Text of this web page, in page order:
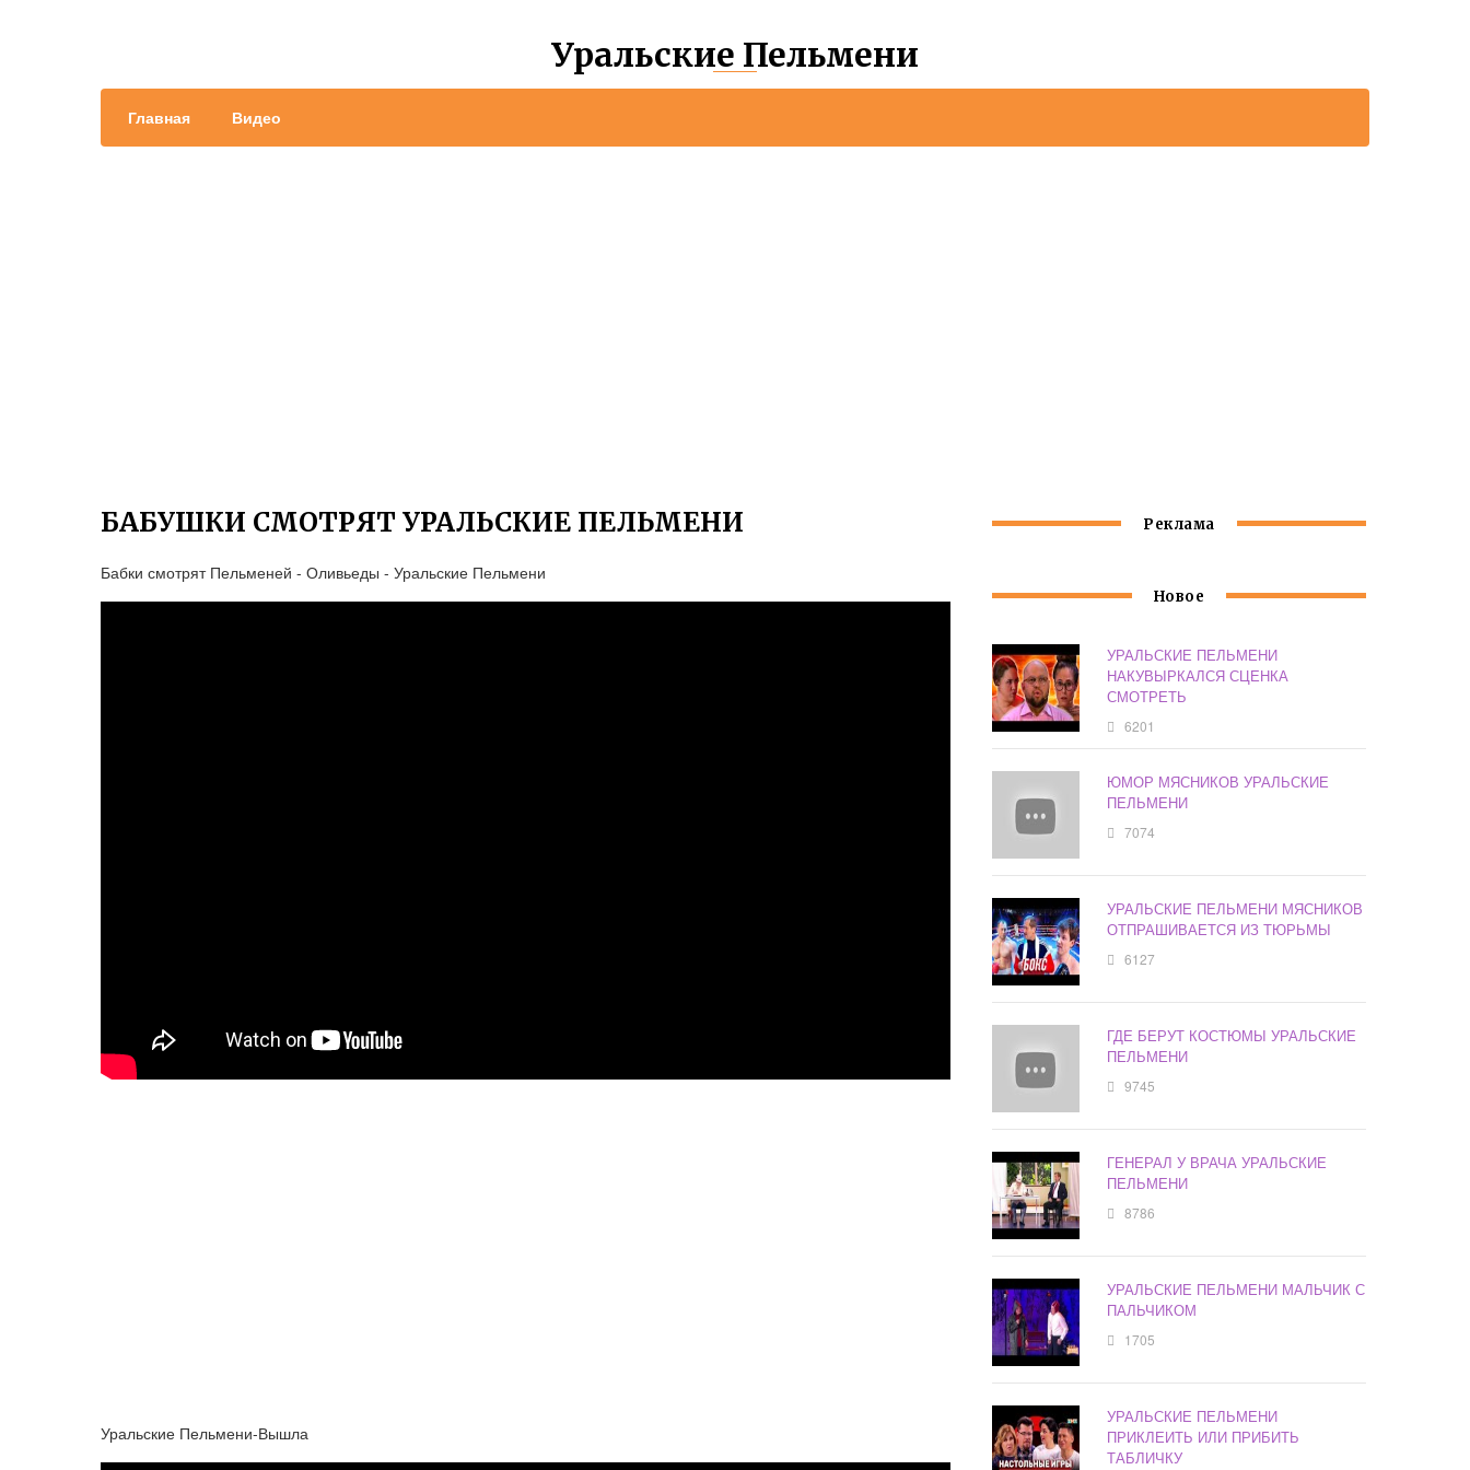
Уральские Пельмени
Главная Видео
БАБУШКИ СМОТРЯТ УРАЛЬСКИЕ ПЕЛЬМЕНИ
Бабки смотрят Пельменей - Оливьеды - Уральские Пельмени
Уральские Пельмени-Вышла
Реклама
Новое
УРАЛЬСКИЕ ПЕЛЬМЕНИ
НАКУВЫРКАЛСЯ СЦЕНКА
СМОТРЕТЬ
6201
ЮМОР МЯСНИКОВ УРАЛЬСКИЕ
ПЕЛЬМЕНИ
7074
УРАЛЬСКИЕ ПЕЛЬМЕНИ МЯСНИКОВ
ОТПРАШИВАЕТСЯ ИЗ ТЮРЬМЫ
6127
ГДЕ БЕРУТ КОСТЮМЫ УРАЛЬСКИЕ
ПЕЛЬМЕНИ
9745
ГЕНЕРАЛ У ВРАЧА УРАЛЬСКИЕ
ПЕЛЬМЕНИ
8786
УРАЛЬСКИЕ ПЕЛЬМЕНИ МАЛЬЧИК С
ПАЛЬЧИКОМ
1705
УРАЛЬСКИЕ ПЕЛЬМЕНИ
ПРИКЛЕИТЬ ИЛИ ПРИБИТЬ
ТАБЛИЧКУ